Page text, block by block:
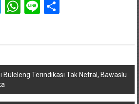
Telegram
WhatsApp
LineShare
Buleleng Terindikasi Tak Netral, Bawaslu